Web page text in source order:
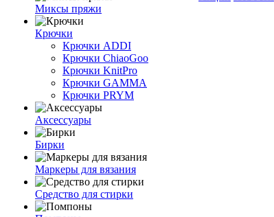
Миксы пряжи
Крючки
Крючки ADDI
Крючки ChiaoGoo
Крючки KnitPro
Крючки GAMMA
Крючки PRYM
Аксессуары
Бирки
Маркеры для вязания
Средство для стирки